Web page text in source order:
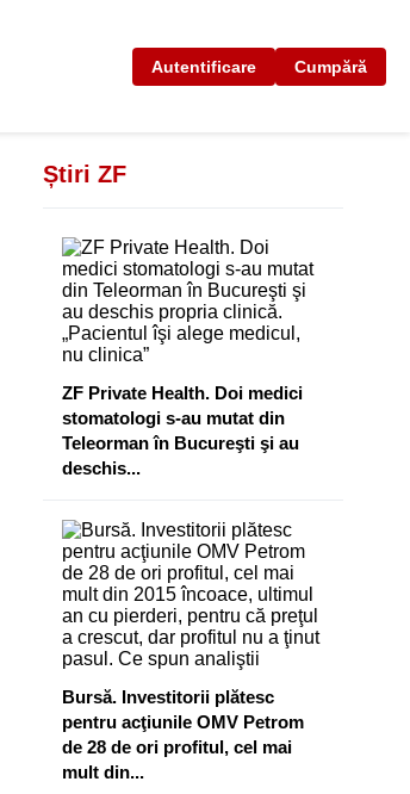
Autentificare Cumpără
Știri ZF
ZF Private Health. Doi medici
stomatologi s-au mutat din
Teleorman în Bucureşti şi au
deschis...
Bursă. Investitorii plătesc
pentru acţiunile OMV Petrom
de 28 de ori profitul, cel mai
mult din...